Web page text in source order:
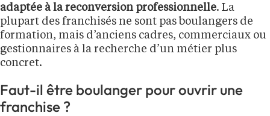
adaptée à la reconversion professionnelle. La
plupart des franchisés ne sont pas boulangers de
formation, mais d’anciens cadres, commerciaux ou
gestionnaires à la recherche d’un métier plus
concret.
Faut-il être boulanger pour ouvrir une
franchise ?